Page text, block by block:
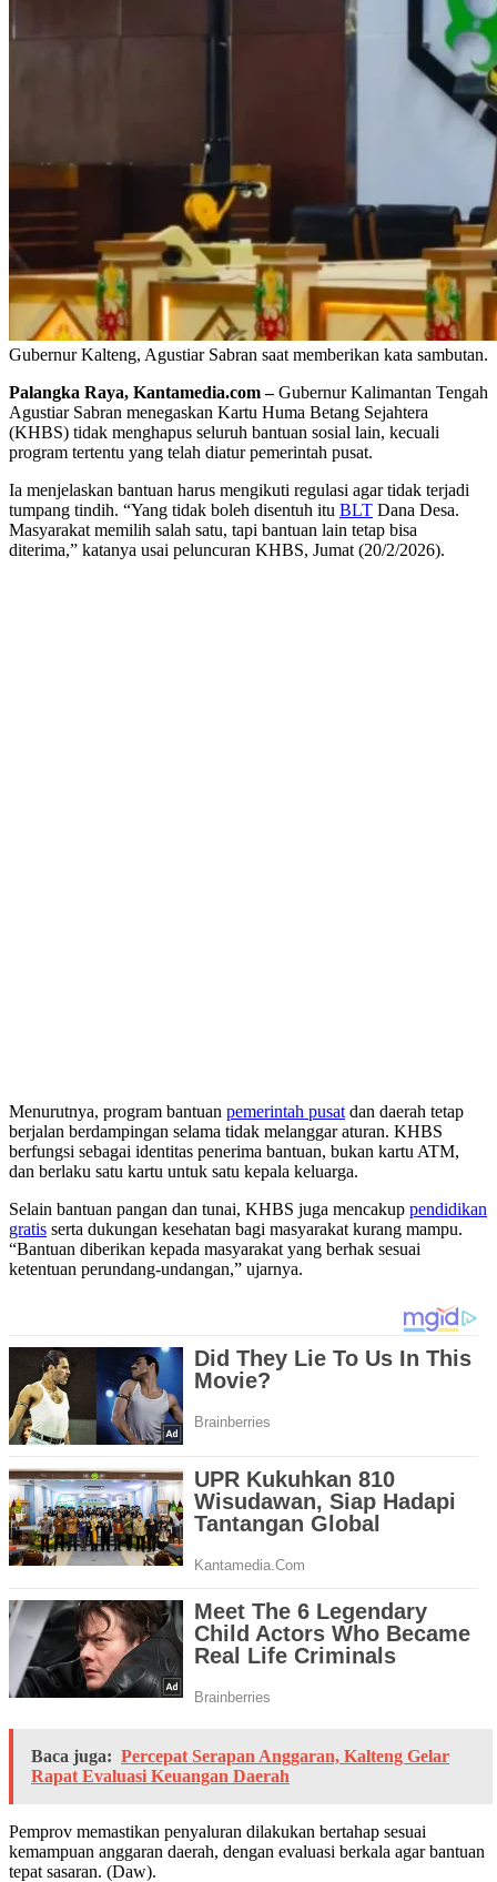
Gubernur Kalteng, Agustiar Sabran saat memberikan kata sambutan.
Palangka Raya, Kantamedia.com –Gubernur Kalimantan Tengah
Agustiar Sabran menegaskan Kartu Huma Betang Sejahtera
(KHBS) tidak menghapus seluruh bantuan sosial lain, kecuali
program tertentu yang telah diatur pemerintah pusat.
Ia menjelaskan bantuan harus mengikuti regulasi agar tidak terjadi
tumpang tindih. “Yang tidak boleh disentuh itu BLT Dana Desa.
Masyarakat memilih salah satu, tapi bantuan lain tetap bisa
diterima,” katanya usai peluncuran KHBS, Jumat (20/2/2026).
Menurutnya, program bantuan pemerintah pusat dan daerah tetap
berjalan berdampingan selama tidak melanggar aturan. KHBS
berfungsi sebagai identitas penerima bantuan, bukan kartu ATM,
dan berlaku satu kartu untuk satu kepala keluarga.
Selain bantuan pangan dan tunai, KHBS juga mencakup pendidikan
gratis serta dukungan kesehatan bagi masyarakat kurang mampu.
“Bantuan diberikan kepada masyarakat yang berhak sesuai
ketentuan perundang-undangan,” ujarnya.
Baca juga: Percepat Serapan Anggaran, Kalteng Gelar
Rapat Evaluasi Keuangan Daerah
Pemprov memastikan penyaluran dilakukan bertahap sesuai
kemampuan anggaran daerah, dengan evaluasi berkala agar bantuan
tepat sasaran. (Daw).